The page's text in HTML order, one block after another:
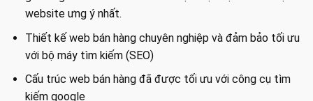
website ưng ý nhất.
Thiết kế web bán hàng chuyên nghiệp và đảm bảo tối ưu
với bộ máy tìm kiếm (SEO)
Cấu trúc web bán hàng đã được tối ưu với công cụ tìm
kiếm google